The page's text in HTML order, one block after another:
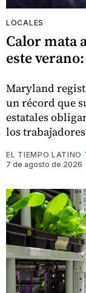
LOCALES
Calor mata
este
Maryland
un récord que
estatales
los
EL TIEMPO LATINO
7 de agosto de 2026